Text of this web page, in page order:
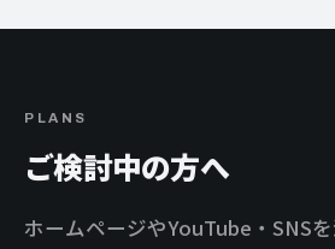
PLANS
ご検討中の方へ
ホームページやYouTube・SNS